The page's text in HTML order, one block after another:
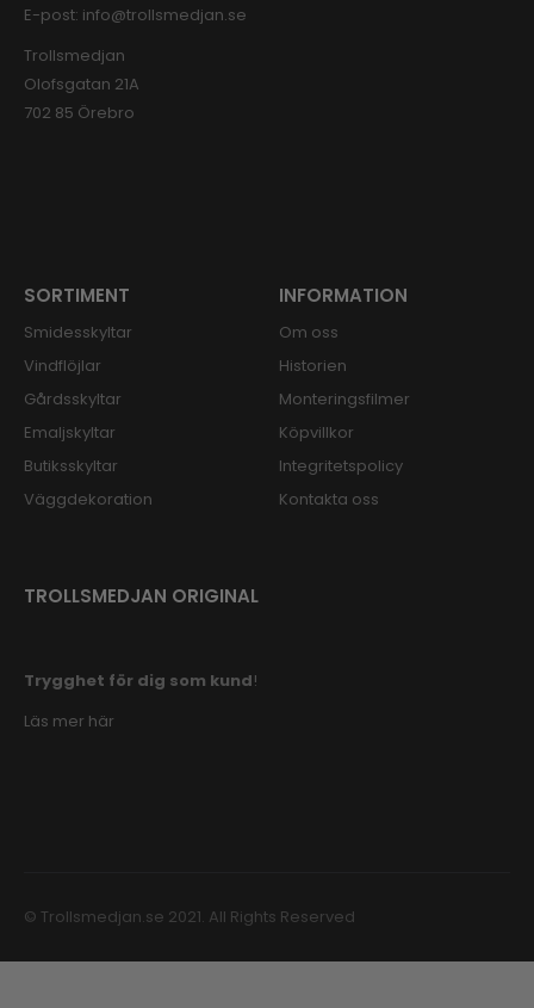
E-post: info@trollsmedjan.se
Trollsmedjan
Olofsgatan 21A
702 85 Örebro
SORTIMENT
Smidesskyltar
Vindflöjlar
Gårdsskyltar
Emaljskyltar
Butiksskyltar
Väggdekoration
INFORMATION
Om oss
Historien
Monteringsfilmer
Köpvillkor
Integritetspolicy
Kontakta oss
TROLLSMEDJAN ORIGINAL
Trygghet för dig som kund!
Läs mer här
© Trollsmedjan.se 2021. All Rights Reserved